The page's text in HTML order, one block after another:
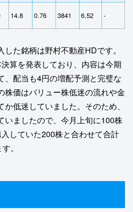
14.8 0.76 3841 6.52 ‐
た銘柄は野村不動産HDです。
算を発表しており、内容は今期
、配当も4円の増配予測と完璧な
株価はバリュー株低迷の流れや金
低迷していました。そのため、
いましたので、今月上旬に100株
していた200株と合わせて合計
。